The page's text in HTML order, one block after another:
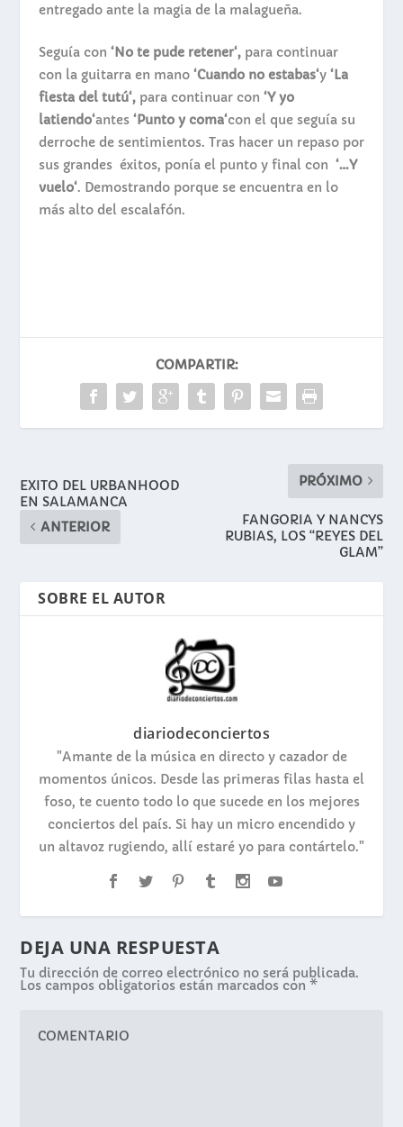
entregado ante la magia de la malagueña.
Seguía con ‘No te pude retener‘, para continuar
con la guitarra en mano ‘Cuando no estabas‘y ‘La
fiesta del tutú‘,para continuar con ‘Y yo
latiendo‘antes ‘Punto y coma‘con el que seguía su
derroche de sentimientos. Tras hacer un repaso por
sus grandes éxitos, ponía el punto y final con ‘…Y
vuelo‘. Demostrando porque se encuentra en lo
más alto del escalafón.
COMPARTIR:
EXITO DEL URBANHOOD
EN SALAMANCA
ANTERIOR
PRÓXIMO
FANGORIA Y NANCYS
RUBIAS, LOS “REYES DEL
GLAM”
SOBRE EL AUTOR
diariodeconciertos
"Amante de la música en directo y cazador de
momentos únicos. Desde las primeras filas hasta el
foso, te cuento todo lo que sucede en los mejores
conciertos del país. Si hay un micro encendido y
un altavoz rugiendo, allí estaré yo para contártelo."
DEJA UNA RESPUESTA
Tu dirección de correo electrónico no será publicada.
Los campos obligatorios están marcados con*